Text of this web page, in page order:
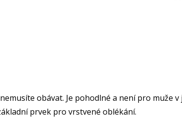
obávat. Je pohodlné a není pro muže
prvek pro vrstvené oblékání.